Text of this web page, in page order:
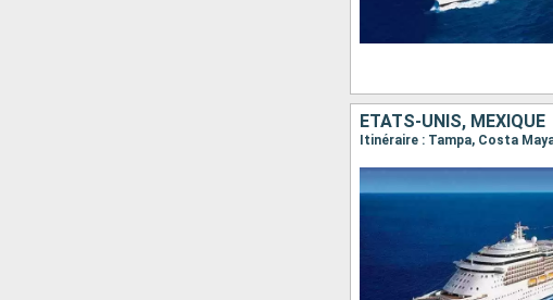
ÉTATS-UNIS, MEXIQUE
Itinéraire : Tampa, Costa